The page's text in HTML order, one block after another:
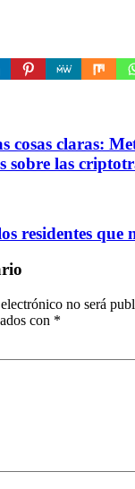
cosas claras:
sobre las
residentes que
no será
con *